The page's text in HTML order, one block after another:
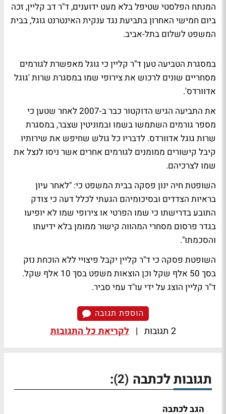
המנתח הפלסטי שטיפל בלא מעט ידוענים, ד"ר דב קליין, זכה
ביום חמישי האחרון בתביעת נגד ענקית האינטרנט גוגל, בבית
המשפט לשלום בתל-אביב.
במסגרת הטביעה טען ד"ר קליין כי גוגל מאפשרת לגורמים
מסחריים שונים לרכוש את צירופי שמו במסגרת שרות 'גוגל
אדוורדס'.
את התביעה הגיש הדוקטור כבר ב-2007 לאחר שטען כי
מספר גורמים השתמשו בשמו ובמוניטין שצבר, במסגרת
שרות גוגל אדוורדס. לדבריו כל גולש שחיפש את שירותיו
קיבל קישורים ממומנים לגורמים אחרים אשר ניסו לנצל את
שמו לצרכיהם.
השופטת חיה ינון פסקה בבית המשפט כי: "לאחר עיון
בראיות הצדדים ובסיכומיהם הגעתי לכלל דעה כי צודק
התובע בדרישתו כי שמו הפרטי או צירופי שמו לא יופיעו
בגדר פרסום מסחרי המהווה קישור ממומן בלא ידיעתו
והסכמתו".
השופטת פסקה כי ד"ר קליין יקבל פיצויי ללא הוכחת נזק
בסך 50 אלף שקל וכן הוצאות משפט בסך 10 אלף שקל.
ד"ר קליין הוצג על ידי עו"ד עמי סביר.
הוספת תגובה
2 תגובות | לקריאת כל התגובות
תגובות לכתבה (2)
:
הגב לכתבה